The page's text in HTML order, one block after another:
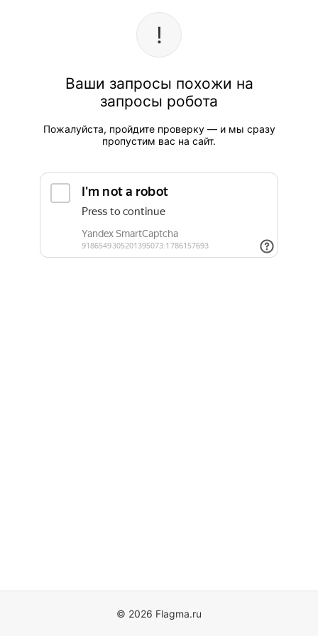
Ваши запросы похожи на
запросы робота
Пожалуйста, пройдите проверку — и мы сразу
пропустим вас на сайт.
© 2026 Flagma.ru